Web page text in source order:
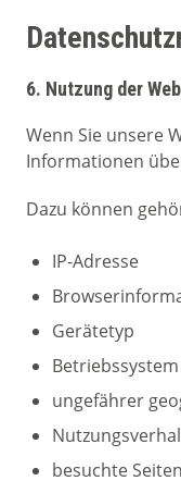
6. Nutzung der
Wenn Sie unsere
Informationen
Dazu können
IP-Adresse
Gerätetyp
Betriebssystem
ungefährer
besuchte Seiten